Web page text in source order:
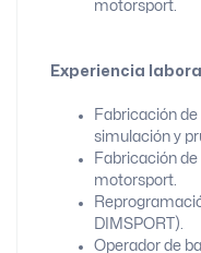
motorsport.
Experiencia
Fabricación de
simulación y
Fabricación
motorsport.
DIMSPORT).
Operador de